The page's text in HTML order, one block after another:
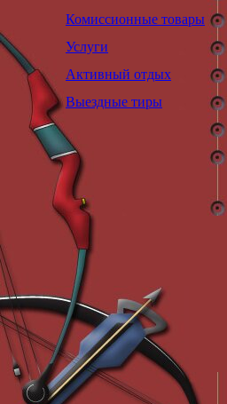
Комиссионные товары
Услуги
Активный отдых
Выездные тиры